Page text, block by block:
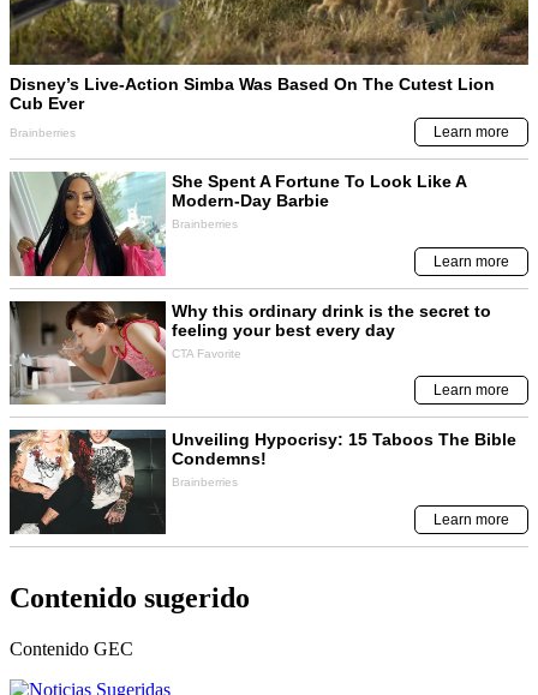
Contenido sugerido
Contenido GEC